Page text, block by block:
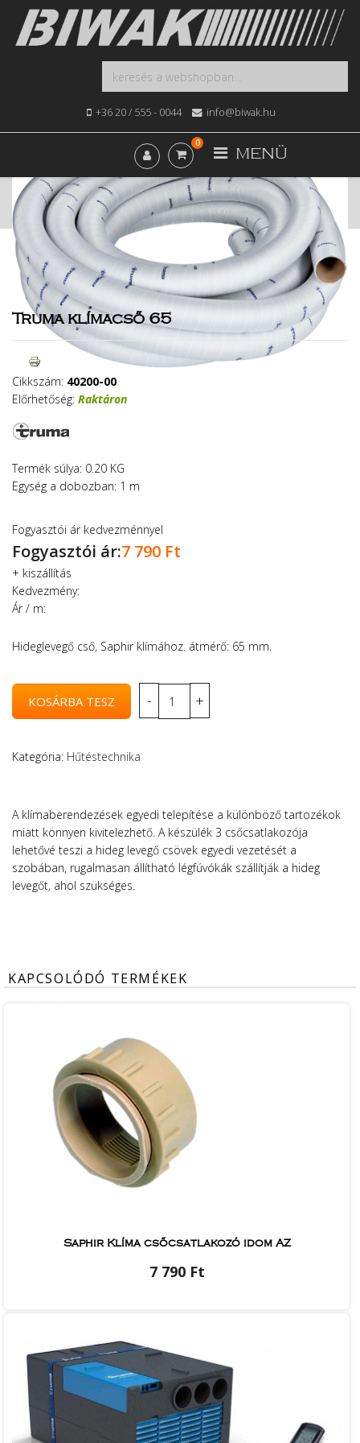
+36 20 / 555 - 0044 info@biwak.hu
MENÜ
0
Kezdőlap Webshop
Hűtéstechnika
Truma klímacső 65
Truma klímacső 65
Cikkszám: 40200-00
Előrhetőség: Raktáron
Termék súlya: 0.20 KG
Egység a dobozban: 1 m
Fogyasztói ár kedvezménnyel
Fogyasztói ár:7 790 Ft
+ kiszállítás
Kedvezmény:
Ár / m:
Hideglevegő cső, Saphir klímához. átmérő: 65 mm.
Kategória: Hűtéstechnika
A klímaberendezések egyedi telepítése a különböző tartozékok
miatt könnyen kivitelezhető. A készülék 3 csőcsatlakozója
lehetővé teszi a hideg levegő csövek egyedi vezetését a
szobában, rugalmasan állítható légfúvókák szállítják a hideg
levegőt, ahol szükséges.
KAPCSOLÓDÓ TERMÉKEK
Saphir Klíma csőcsatlakozó idom AZ
7 790 Ft